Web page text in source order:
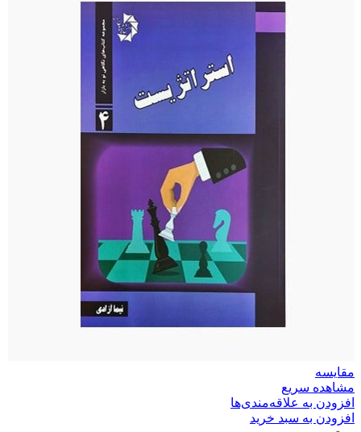
مقایسه
مشاهده سریع
افزودن به علاقه‌مندی‌ها
افزودن به سبد خرید